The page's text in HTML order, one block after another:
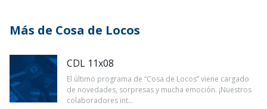
Más de Cosa de Locos
CDL 11x08
El último programa de “Cosa de Locos” viene cargado
de novedades, sorpresas y mucha emoción. ¡Nuestros
colaboradores int...